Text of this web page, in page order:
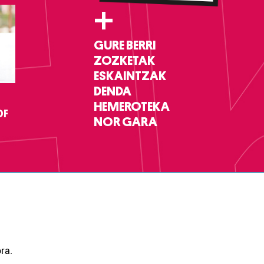
+
GURE BERRI
ZOZKETAK
ESKAINTZAK
DENDA
HEMEROTEKA
NOR GARA